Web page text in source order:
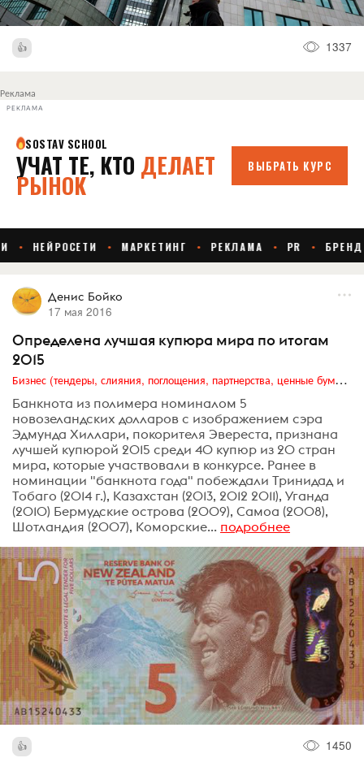
1337
Реклама
РЕКЛАМА
Денис Бойко
17 мая 2016
Определена лучшая купюра мира по итогам
2015
Бизнес (тендеры, слияния, поглощения, партнерства, ценные бумаги, акционеры, финансы и отчетность)
Банкнота из полимера номиналом 5
новозеландских долларов с изображением сэра
Эдмунда Хиллари, покорителя Эвереста, признана
лучшей купюрой 2015 среди 40 купюр из 20 стран
мира, которые участвовали в конкурсе. Ранее в
номинации "банкнота года" побеждали Тринидад и
Тобаго (2014 г.), Казахстан (2013, 2012 2011), Уганда
(2010) Бермудские острова (2009), Самоа (2008),
Шотландия (2007), Коморские... подробнее
1450